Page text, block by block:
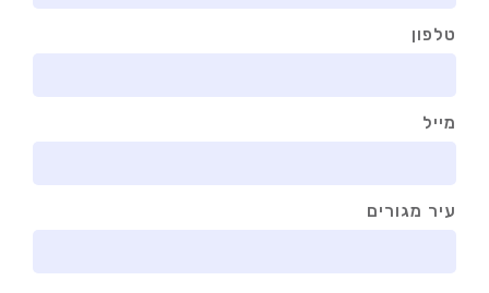
טלפון
מייל
עיר מגורים